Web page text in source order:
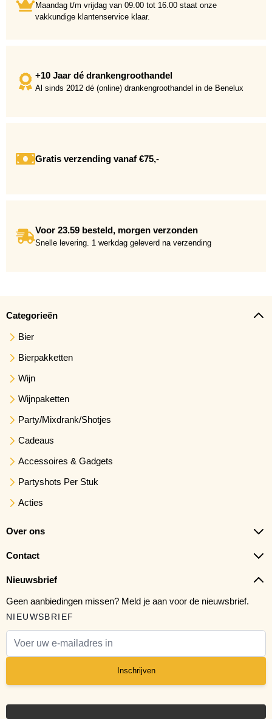
Maandag t/m vrijdag van 09.00 tot 16.00 staat onze
vakkundige klantenservice klaar.
+10 Jaar dé drankengroothandel
Al sinds 2012 dé (online) drankengroothandel in de Benelux
Gratis verzending vanaf €75,-
Voor 23.59 besteld, morgen verzonden
Snelle levering. 1 werkdag geleverd na verzending
Categorieën
Bier
Bierpakketten
Wijn
Wijnpaketten
Party/Mixdrank/Shotjes
Cadeaus
Accessoires & Gadgets
Partyshots Per Stuk
Acties
Over ons
Contact
Nieuwsbrief
Geen aanbiedingen missen? Meld je aan voor de nieuwsbrief.
NIEUWSBRIEF
Inschrijven